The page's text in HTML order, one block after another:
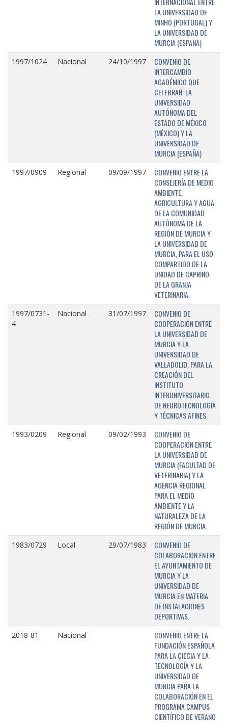
LA UNIVERSIDAD DE
MINHO (PORTUGAL) Y
LA UNIVERSIDAD DE
MURCIA (ESPAÑA)
1997/1024 Nacional 24/10/1997
CONVENIO DE
INTERCAMBIO
ACADÉMICO QUE
CELEBRAN: LA
UNIVERSIDAD
AUTÓNOMA DEL
ESTADO DE MÉXICO
(MÉXICO) Y LA
UNIVERSIDAD DE
MURCIA (ESPAÑA)
1997/0909 Regional 09/09/1997
CONVENIO ENTRE LA
CONSEJERÍA DE MEDIO
AMBIENTE,
AGRICULTURA Y AGUA
DE LA COMUNIDAD
AUTÓNOMA DE LA
REGIÓN DE MURCIA Y
LA UNIVERSIDAD DE
MURCIA, PARA EL USO
COMPARTIDO DE LA
UNIDAD DE CAPRINO
DE LA GRANJA
VETERINARIA.
1997/0731-
4
Nacional 31/07/1997
CONVENIO DE
COOPERACIÓN ENTRE
LA UNIVERSIDAD DE
MURCIA Y LA
UNIVERSIDAD DE
VALLADOLID, PARA LA
CREACIÓN DEL
INSTITUTO
INTERUNIVERSITARIO
DE NEUROTECNOLOGÍA
Y TÉCNICAS AFINES
1993/0209 Regional 09/02/1993
CONVENIO DE
COOPERACIÓN ENTRE
LA UNIVERSIDAD DE
MURCIA (FACULTAD DE
VETERINARIA) Y LA
AGENCIA REGIONAL
PARA EL MEDIO
AMBIENTE Y LA
NATURALEZA DE LA
REGIÓN DE MURCIA.
1983/0729 Local 29/07/1983
CONVENIO DE
COLABORACION ENTRE
EL AYUNTAMIENTO DE
MURCIA Y LA
UNIVERSIDAD DE
MURCIA EN MATERIA
DE INSTALACIONES
DEPORTIVAS.
2018-81 Nacional
CONVENIO ENTRE LA
FUNDACIÓN ESPAÑOLA
PARA LA CIECIA Y LA
TECNOLOGÍA Y LA
UNIVERSIDAD DE
MURCIA PARA LA
COLABORACIÓN EN EL
PROGRAMA CAMPUS
CIENTÍFICO DE VERANO